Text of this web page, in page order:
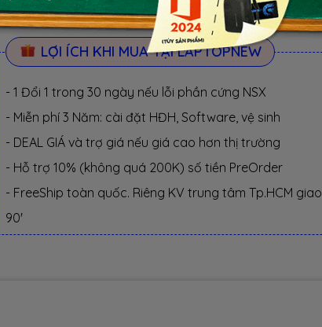
- KM2: Giảm tiền mặt 300.000 VND
LỢI ÍCH KHI MUA TẠI LAPTOPNEW
- 1 Đổi 1 trong 30 ngày nếu lỗi phần cứng NSX
- Miễn phí 3 Năm: cài đặt HĐH, Software, vệ sinh
- DEAL GIÁ và trợ giá nếu giá cao hơn thị trường
- Hỗ trợ 10% (không quá 200K) số tiền PreOrder
- FreeShip toàn quốc. Riêng KV trung tâm Tp.HCM giao
90'